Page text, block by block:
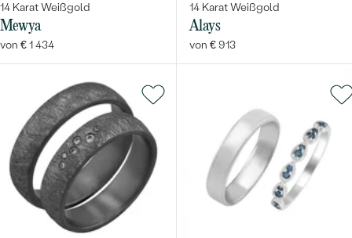
14 Karat Weißgold
Mewya
von € 1 434
14 Karat Weißgold
Alays
von € 913